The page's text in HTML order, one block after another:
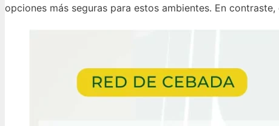
opciones más seguras para estos ambientes. En